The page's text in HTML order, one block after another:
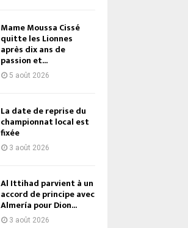
Mame Moussa Cissé
quitte les Lionnes
après dix ans de
passion et...
5 août 2026
La date de reprise du
championnat local est
fixée
3 août 2026
Al Ittihad parvient à un
accord de principe avec
Almería pour Dion...
3 août 2026